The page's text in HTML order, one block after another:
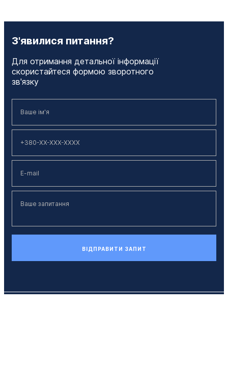
З'явилися питання?
Для отримання детальної інформації
скористайтеся формою зворотного
зв'язку
ВІДПРАВИТИ ЗАПИТ